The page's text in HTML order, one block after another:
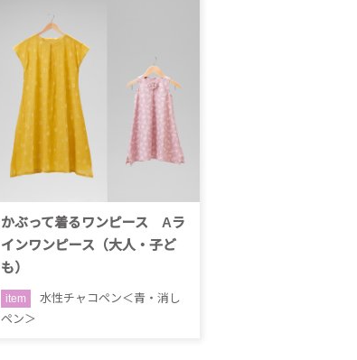
かぶって着るワンピース Aラ
インワンピース（大人・子ど
も）
item
水性チャコペン＜青・消し
ペン＞